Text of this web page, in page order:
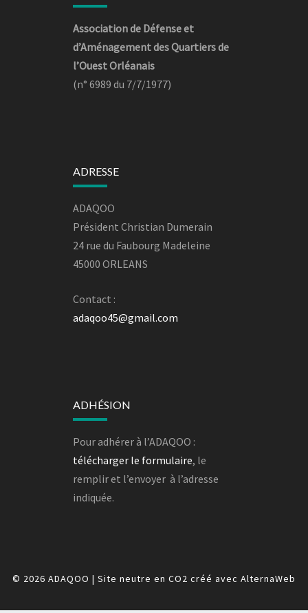
Association de Défense et
d’Aménagement des Quartiers de
l’Ouest Orléanais
(n° 6989 du 7/7/1977)
ADRESSE
ADAQOO
Président Christian Dumerain
24 rue du Faubourg Madeleine
45000 ORLEANS
Contact :
adaqoo45@gmail.com
ADHÉSION
Pour adhérer à l’ADAQOO :
télécharger le formulaire, le
remplir et l’envoyer à l’adresse
indiquée.
© 2026 ADAQOO | Site neutre en CO2 créé avec AlternaWeb